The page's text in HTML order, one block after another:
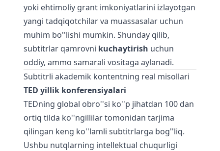
yoki ehtimoliy grant imkoniyatlarini izlayotgan
yangi tadqiqotchilar va muassasalar uchun
muhim bo''lishi mumkin. Shunday qilib,
subtitrlar qamrovni kuchaytirish uchun
oddiy, ammo samarali vositaga aylanadi.
Subtitrli akademik kontentning real misollari
TED yillik konferensiyalari
TEDning global obro''si ko''p jihatdan 100 dan
ortiq tilda ko''ngillilar tomonidan tarjima
qilingan keng ko''lamli subtitrlarga bog''liq.
Ushbu nutqlarning intellektual chuqurligi